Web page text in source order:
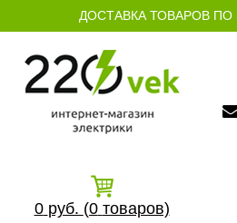
ДОСТАВКА ТОВАРОВ
0 руб. (0 товаров)